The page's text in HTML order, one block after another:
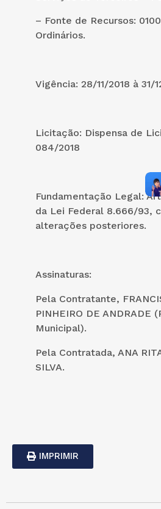
– Fonte de Recursos:
Ordinários.
Vigência: 28/11/2018 à 31/
Licitação: Dispensa de
084/2018
Fundamentação Legal:
da Lei Federal 8.666/93,
alterações posteriores.
Assinaturas:
Pela Contratante,
PINHEIRO DE ANDRADE
Municipal).
Pela Contratada, ANA
SILVA.
IMPRIMIR